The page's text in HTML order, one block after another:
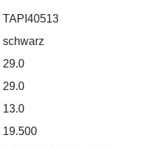
TAPI40513
schwarz
29.0
29.0
13.0
19.500